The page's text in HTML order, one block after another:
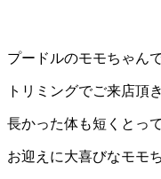
プードルのモモちゃん
トリミングでご来店頂
長かった体も短くとっ
お迎えに大喜びなモモ